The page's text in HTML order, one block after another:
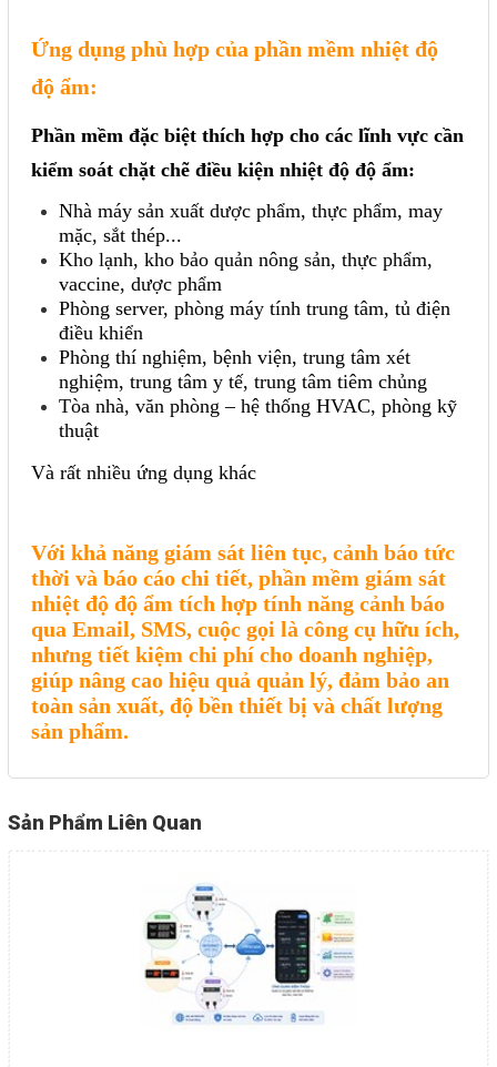
Ứng dụng phù hợp của phần mềm nhiệt độ
độ ẩm:
Phần mềm đặc biệt thích hợp cho các lĩnh vực cần
kiểm soát chặt chẽ điều kiện nhiệt độ độ ẩm:
Nhà máy sản xuất dược phẩm, thực phẩm, may
mặc, sắt thép...
Kho lạnh, kho bảo quản nông sản, thực phẩm,
vaccine, dược phẩm
Phòng server, phòng máy tính trung tâm, tủ điện
điều khiển
Phòng thí nghiệm, bệnh viện, trung tâm xét
nghiệm, trung tâm y tế, trung tâm tiêm chủng
Tòa nhà, văn phòng – hệ thống HVAC, phòng kỹ
thuật
Và rất nhiều ứng dụng khác
Với khả năng giám sát liên tục, cảnh báo tức
thời và báo cáo chi tiết, phần mềm giám sát
nhiệt độ độ ẩm tích hợp tính năng cảnh báo
qua Email, SMS, cuộc gọi là công cụ hữu ích,
nhưng tiết kiệm chi phí cho doanh nghiệp,
giúp nâng cao hiệu quả quản lý, đảm bảo an
toàn sản xuất, độ bền thiết bị và chất lượng
sản phẩm.
Sản Phẩm Liên Quan